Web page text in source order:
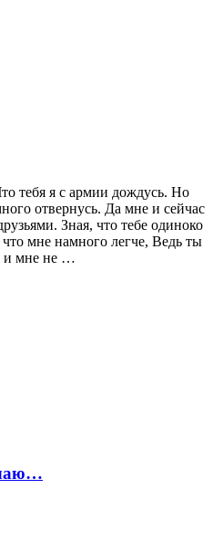
тебя я с армии дождусь. Но
отвернусь. Да мне и сейчас
Зная, что тебе одиноко
мне намного легче, Ведь ты
и мне не …